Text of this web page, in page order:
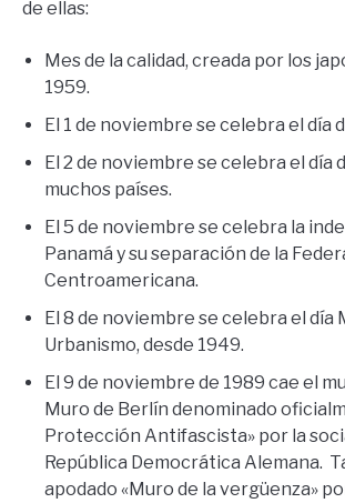
de ellas:
Mes de la calidad, creada por los
1959.
El 1 de noviembre se celebra el día
El 2 de noviembre se celebra el día
muchos países.
El 5 de noviembre se celebra la
Panamá y su separación de la
Centroamericana.
El 8 de noviembre se celebra el día
Urbanismo, desde 1949.
El 9 de noviembre de 1989 cae el
Muro de Berlín denominado
Protección Antifascista» por la
República Democrática Alemana.
apodado «Muro de la vergüenza»